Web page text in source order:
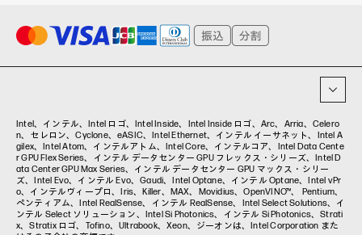
プリンター
タグ一覧
Intel、インテル、Intel ロゴ、Intel Inside、Intel Inside ロゴ、Arc、Arria、Celero
n、セレロン、Cyclone、eASIC、Intel Ethernet、インテル イーサネット、Intel A
gilex、Intel Atom、インテルアトム、Intel Core、インテルコア、Intel Data Cente
r GPU Flex Series、インテル データセンター GPU フレックス・シリーズ、Intel D
ata Center GPU Max Series、インテル データセンター GPU マックス・シリー
ズ、Intel Evo、インテル Evo、Gaudi、Intel Optane、インテル Optane、Intel vPr
o、インテルヴィープロ、Iris、Killer、MAX、Movidius、OpenVINO™、 Pentium、
ペンティアム、Intel RealSense、インテル RealSense、Intel Select Solutions、イ
ンテル Select ソリューション、Intel Si Photonics、インテル Si Photonics、Strati
x、Stratix ロゴ、Tofino、Ultrabook、Xeon、ジーオンは、Intel Corporation また